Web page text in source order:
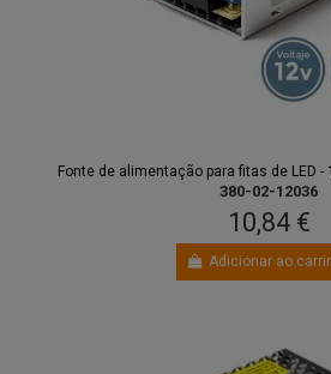
Fonte de alimentação para fitas de LED -
380-02-12036
10,84 €
Adicionar ao